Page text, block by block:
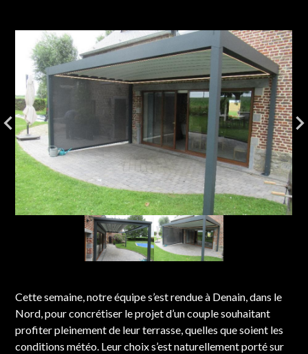
Cette semaine, notre équipe s’est rendue à Denain, dans le
Nord, pour concrétiser le projet d’un couple souhaitant
profiter pleinement de leur terrasse, quelles que soient les
conditions météo. Leur choix s’est naturellement porté sur